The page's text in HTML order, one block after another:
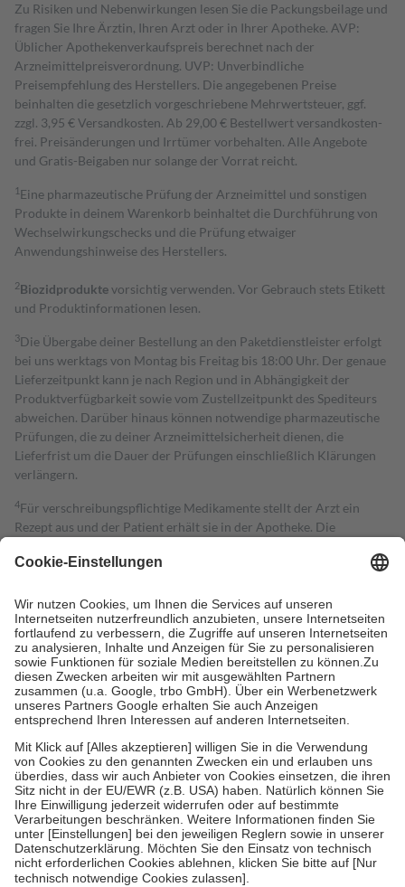
Zu Risiken und Nebenwirkungen lesen Sie die Packungsbeilage und
fragen Sie Ihre Ärztin, Ihren Arzt oder in Ihrer Apotheke. AVP:
Üblicher Apothekenverkaufspreis berechnet nach der
Arzneimittelpreisverordnung. UVP: Unverbindliche
Preisempfehlung des Herstellers. Die angegebenen Preise
beinhalten die gesetzlich vorgeschriebene Mehrwertsteuer, ggf.
zzgl. 3,95 € Versandkosten. Ab 29,00 € Bestell­wert versand­kosten­
frei. Preisänderungen und Irrtümer vorbehalten. Alle Angebote
und Gratis-Beigaben nur solange der Vorrat reicht.
1 Eine pharmazeutische Prüfung der Arzneimittel und sonstigen
Produkte in deinem Warenkorb beinhaltet die Durchführung von
Wechselwirkungschecks und die Prüfung etwaiger
Anwendungshinweise des Herstellers.
2Biozidproduktevorsichtig verwenden. Vor Gebrauch stets Etikett
und Produktinformationen lesen.
3Die Übergabe deiner Bestellung an den Paketdienstleister erfolgt
bei uns werktags von Montag bis Freitag bis 18:00 Uhr. Der genaue
Lieferzeitpunkt kann je nach Region und in Abhängigkeit der
Produktverfügbarkeit sowie vom Zustellzeitpunkt des Spediteurs
abweichen. Darüber hinaus können notwendige pharmazeutische
Prüfungen, die zu deiner Arzneimittelsicherheit dienen, die
Lieferfrist um die Dauer der Prüfungen einschließlich Klärungen
verlängern.
4Für verschreibungspflichtige Medikamente stellt der Arzt ein
Rezept aus und der Patient erhält sie in der Apotheke. Die
Kosten dafür, der Versicherte trägt einen Teil davon als Zuzahlung
Grundsätzlich leisten Mitglieder Zuzahlungen in Höhe von zehn
Prozent des Abgabepreises,mindestensjedochfünf Euround
höchstens zehn Euro.Es sind jedoch nie mehr als die tatsächlichen
Kosten der Leistung zu entrichten.
Diese Regeln gelten grundsätzlich auch für Online-Apotheken.
Bei Heilmitteln und häuslicher Krankenpflege beträgt die
Zuzahlung zehn Prozent der Kosten sowie zehn Euro je
Um das Engagement der Versicherten für ihre eigene Gesundheit zu
stärken und die besondere Stellung der Familie zu unterstützen,
fallenkeine Zuzahlungen an bei:
• Kindern und Jugendlichen bis zum vollendeten 18. Lebensjahr
mit Ausnahme der Fahrkosten
• Untersuchungen zur Vorsorge und Früherkennung, die von der
GKV getragen werden